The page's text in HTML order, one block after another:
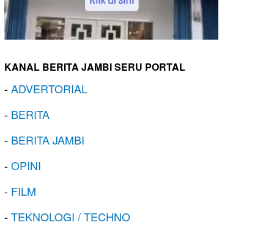
KANAL BERITA JAMBI SERU PORTAL
-ADVERTORIAL
- BERITA
- BERITA JAMBI
-OPINI
- FILM
-TEKNOLOGI / TECHNO